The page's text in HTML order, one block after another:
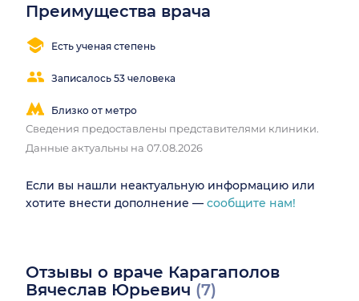
Преимущества врача
Есть ученая степень
Записалось 53 человека
Близко от метро
Сведения предоставлены представителями клиники.
Данные актуальны на 07.08.2026
Если вы нашли неактуальную информацию или
хотите внести дополнение — сообщите нам!
Отзывы о враче Карагаполов
Вячеслав Юрьевич (7)